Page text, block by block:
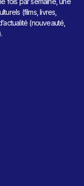
(films, livres,
(nouveauté,